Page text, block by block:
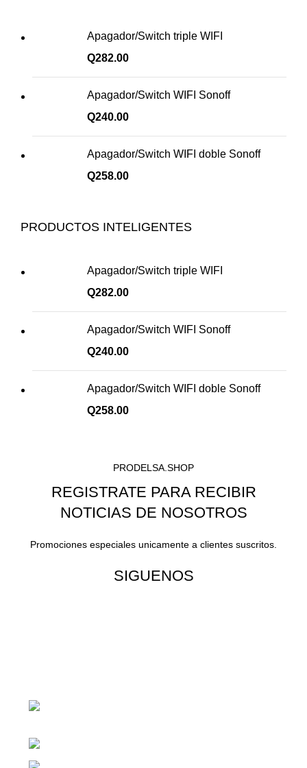
Apagador/Switch triple WIFI
Q282.00
Apagador/Switch WIFI Sonoff
Q240.00
Apagador/Switch WIFI doble Sonoff
Q258.00
PRODUCTOS INTELIGENTES
Apagador/Switch triple WIFI
Q282.00
Apagador/Switch WIFI Sonoff
Q240.00
Apagador/Switch WIFI doble Sonoff
Q258.00
PRODELSA.SHOP
REGISTRATE PARA RECIBIR
NOTICIAS DE NOSOTROS
Promociones especiales unicamente a clientes suscritos.
SIGUENOS